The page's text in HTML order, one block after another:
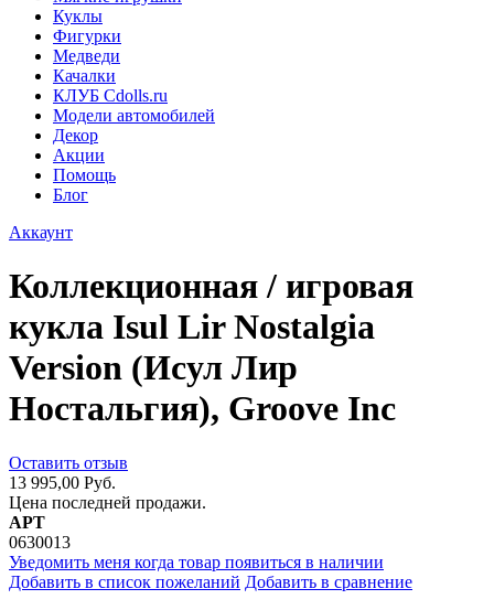
Куклы
Фигурки
Медведи
Качалки
КЛУБ Cdolls.ru
Модели автомобилей
Декор
Акции
Помощь
Блог
Аккаунт
Коллекционная / игровая
кукла Isul Lir Nostalgia
Version (Исул Лир
Ностальгия), Groove Inc
Оставить отзыв
13 995,00 Руб.
Цена последней продажи.
АРТ
0630013
Уведомить меня когда товар появиться в наличии
Добавить в список пожеланий Добавить в сравнение